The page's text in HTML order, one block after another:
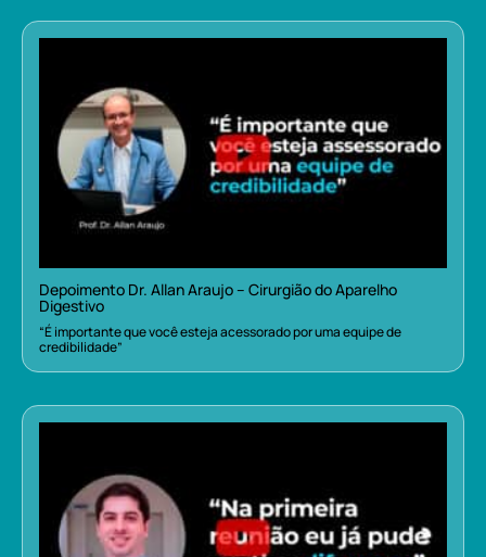
Depoimento Dr. Allan Araujo – Cirurgião do Aparelho
Digestivo
“É importante que você esteja acessorado por uma equipe de
credibilidade”